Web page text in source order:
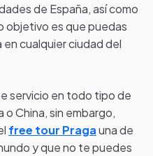
de España, así como
objetivo es que puedas
cualquier ciudad del
servicio en todo tipo de
China, sin embargo,
free tour Pragauna de
y que no te puedes